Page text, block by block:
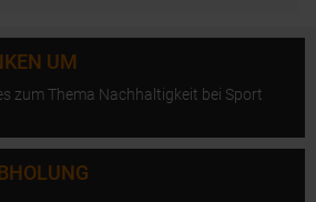
UM
zum Thema Nachhaltigkeit bei Sport